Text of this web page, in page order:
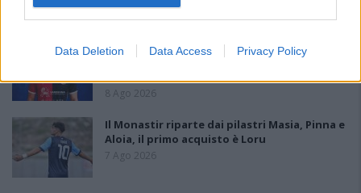
Data Deletion Data Access Privacy Policy
Il Latte Dolce prende Dumani dalla Torres,
Mascia, Sorgente, Lopes, Limberti e Cherchi
8 Ago 2026
Il Monastir riparte dai pilastri Masia, Pinna e
Aloia, il primo acquisto è Loru
7 Ago 2026